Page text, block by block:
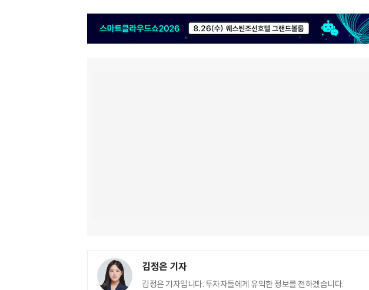
김정은 기자
김정은 기자입니다. 투자자들에게 유익한 정보를 전하겠습니다.